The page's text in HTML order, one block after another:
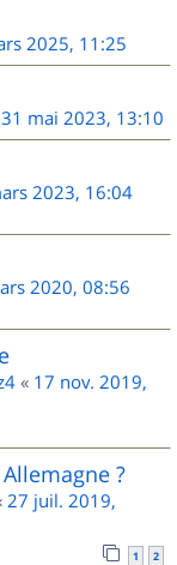
2025, 11:25
31 mai 2023, 13:10
2023, 16:04
2020, 08:56
« 17 nov. 2019,
?
27 juil. 2019,
1 2